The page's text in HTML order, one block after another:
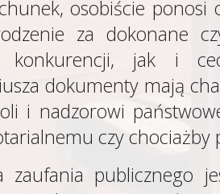
osobiście ponosi
za dokonane
konkurencji, jak i
dokumenty mają
i nadzorowi
czy chociażby
publicznego